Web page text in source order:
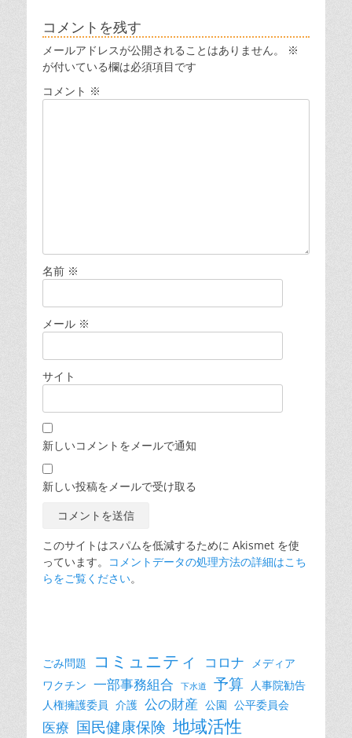
ゲ
ー
シ
ョ
コメントを残す
メールアドレスが公開されることはありません。
※
が付いている欄は必須項目です
コメント ※
名前 ※
メール ※
サイト
新しいコメントをメールで通知
新しい投稿をメールで受け取る
このサイトはスパムを低減するために Akismet を使
っています。 コメントデータの処理方法の詳細はこち
らをご覧ください。
ごみ問題 コミュニティ コロナ
メディア
ワクチン 一部事務組合 下水道 予算 人事院勧告
人権擁護委員 介護 公の財産 公園 公平委員会
医療 国民健康保険 地域活性